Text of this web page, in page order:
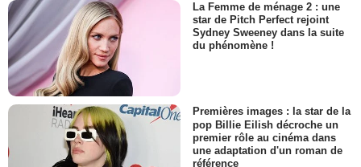
La Femme de ménage 2 : une
star de Pitch Perfect rejoint
Sydney Sweeney dans la suite
du phénomène !
Premières images : la star de la
pop Billie Eilish décroche un
premier rôle au cinéma dans
une adaptation d'un roman de
référence